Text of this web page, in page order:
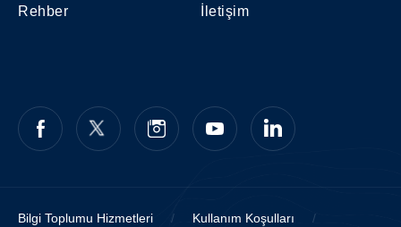
Rehber
İletişim
Bilgi Toplumu Hizmetleri / Kullanım Koşulları /